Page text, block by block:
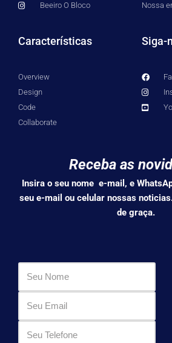
Beeiro O Bloco
Nossa
Características
Overview
Design
Code
Collaborate
Siga-
Receba as
Insira o seu nome e-mail, e
seu e-mail ou celular nossas
de graça.